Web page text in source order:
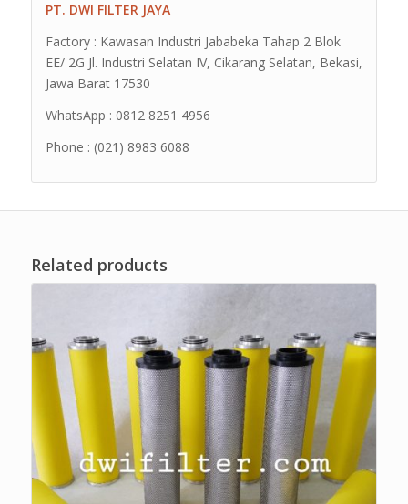
PT. DWI FILTER JAYA
Factory : Kawasan Industri Jababeka Tahap 2 Blok
EE/ 2G Jl. Industri Selatan IV, Cikarang Selatan, Bekasi,
Jawa Barat 17530
WhatsApp : 0812 8251 4956
Phone : (021) 8983 6088
Related products